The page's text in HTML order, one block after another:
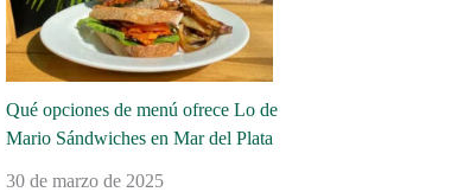
Qué opciones de menú ofrece Lo de
Mario Sándwiches en Mar del Plata
30 de marzo de 2025